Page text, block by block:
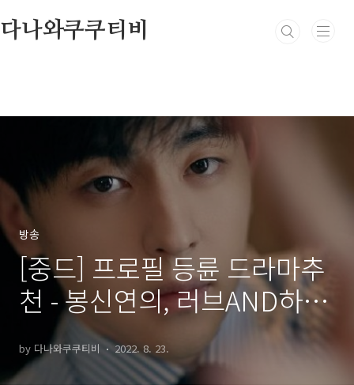
다나와쿠쿠티비
방송
[중드] 프로필 등륜 드라마추
천 - 봉신연의, 러브AND하우
스, 파이팅, 나의 슈퍼스타, 해
당경우연지투, 전화랑연
by 다나와쿠쿠티비 2022. 8. 23.